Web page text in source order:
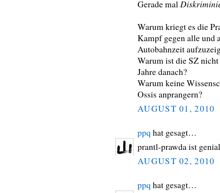
Gerade mal
Warum kriegt es die
Kampf gegen alle und
Autobahnzeit
Warum ist die SZ nicht
Jahre danach?
Warum keine
Ossis anprangern?
AUGUST 01, 2010
ppq hat gesagt…
prantl-prawda ist
AUGUST 02, 2010
ppq hat gesagt…